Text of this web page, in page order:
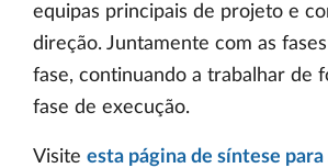
equipas principais de projeto e
direção. Juntamente com as
fase, continuando a trabalhar de
fase de execução.
Visite esta página de síntese